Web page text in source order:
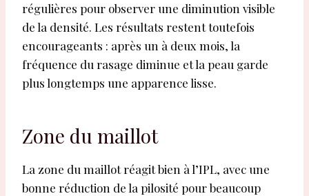
régulières pour observer une diminution visible
de la densité. Les résultats restent toutefois
encourageants : après un à deux mois, la
fréquence du rasage diminue et la peau garde
plus longtemps une apparence lisse.
Zone du maillot
La zone du maillot réagit bien à l’IPL, avec une
bonne réduction de la pilosité pour beaucoup